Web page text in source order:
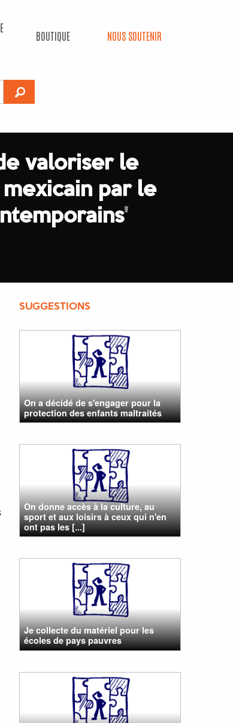
BOUTIQUE NOUS SOUTENIR
valoriser le
par le
'
SUGGESTIONS
On a décidé de s'engager pour la
protection des enfants maltraités
On donne accès à la culture, au
sport et aux loisirs à ceux qui n'en
ont pas les [...]
Je collecte du matériel pour les
écoles de pays pauvres